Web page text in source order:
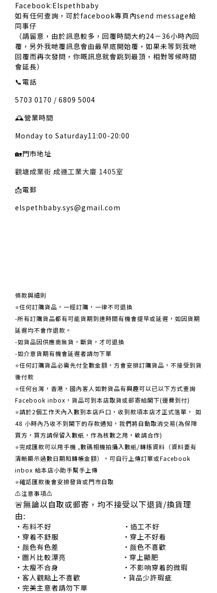
Facebook:Elspethbaby
如有任何查詢，可於facebook專頁內send message給
同事仔
（請留意，由於訊息較多，回覆時間大約24－36小時內回
覆，另外我哋覆訊息會由最早底開始覆，如果未等到我哋
回覆而再次發問，你嘅訊息就會跳到最頂，相對等候時間
會延長）
📞電話
5703 0170 / 6809 5004
🕰️營業時間
Monday to Saturday11:00-20:00
🏡門市地址
觀塘成業街 成運工業大廈 1405室
📩電郵
elspethbaby.sys@gmail.com
條款與細則
⭐任何訂購貨品，一經訂購，一律不可退換
-所有訂購貨品都有可能貨期到達時間有機會提早或延遲，如因貨期
延遲均不會作退款。
-如貨品因供應商無貨，斷貨，才可退換
-如介意貨期有機會延遲者請勿下單
⭐任何訂購貨品必需先付全數金額，方會安排訂購貨品，不接受到貨
後付款
⭐任何台灣，香港，國內客人如對貨品有興趣可以已以下方式查詢
Facebook inbox，貨品可到本店取貨或郵寄給閣下(運費到付)
​​⭐請於2個工作天內入數到本店戶口，收到款項本店才正式落單， 如
48 小時內乃收不到閣下的存款通知，我們將自動取消交易(為保障
買方，買方請保留入數紙，作為核數之用，敬請合作)
⭐完成匯款可以用手機 ,數碼相機拍攝入數紙/轉賬資料（資料要有
清晰顯示過數日期和轉帳金額），可自行上傳訂單或Facebook
inbox 給本店小助手幫手上傳
⭐確認匯款後會安排發貨或門市自取
⚠注意事項⚠
🚨無論以自取或郵寄，均不接受以下退貨/換貨理
由:
•布料不好 •造工不好
•穿着不舒服 •穿上不好看
•颜色有色差 •颜色不喜歡
•圖片比較漂亮 •穿上顯肥
•太瘦不合身 •不影响穿着的微瑕
•客人觀點上不喜歡 •貨品少許瑕疵
•完美主意者請勿下單